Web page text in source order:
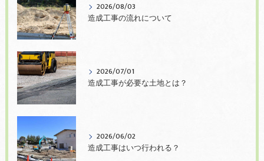
2026/08/03
造成工事の流れについて
2026/07/01
造成工事が必要な土地とは？
2026/06/02
造成工事はいつ行われる？